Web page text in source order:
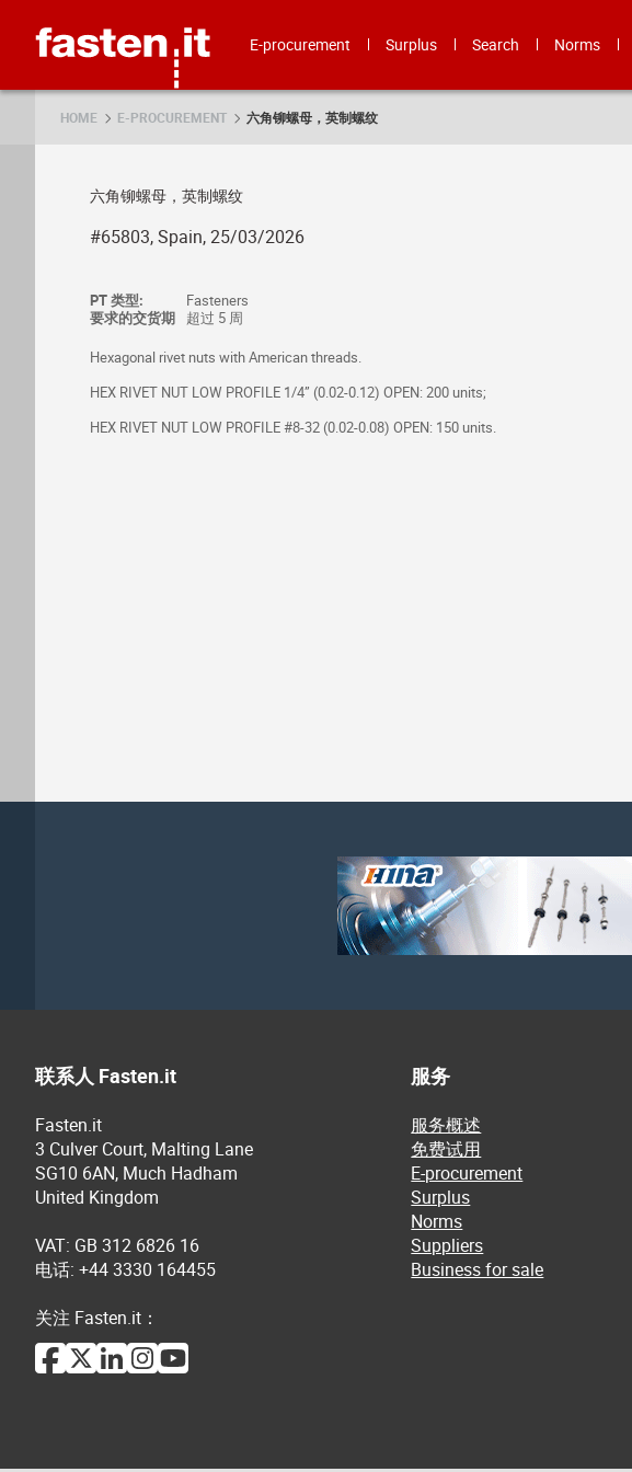
E-procurement Surplus Search Norms
HOME E-PROCUREMENT 六角铆螺母，英制螺纹
六角铆螺母，英制螺纹
#65803, Spain, 25/03/2026
PT 类型:
Fasteners
要求的交货期
超过 5 周
Hexagonal rivet nuts with American threads.
HEX RIVET NUT LOW PROFILE 1/4” (0.02-0.12) OPEN: 200 units;
HEX RIVET NUT LOW PROFILE #8-32 (0.02-0.08) OPEN: 150 units.
联系人 Fasten.it
Fasten.it
3 Culver Court, Malting Lane
SG10 6AN, Much Hadham
United Kingdom
VAT: GB 312 6826 16
电话: +44 3330 164455
关注 Fasten.it：
服务
服务概述
免费试用
E-procurement
Surplus
Norms
Suppliers
Business for sale